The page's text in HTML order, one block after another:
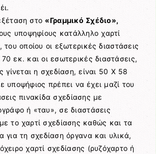
στο «Γραμμικό Σχέδιο»,
υποψηφίους κατάλληλο χαρτί
του οποίου οι εξωτερικές διαστάσεις
εκ. και οι εσωτερικές διαστάσεις,
γίνεται η σχεδίαση, είναι 50 Χ 58
υποψήφιος πρέπει να έχει μαζί του
πινακίδα σχεδίασης με
ή «ταυ», σε διαστάσεις
το χαρτί σχεδίασης καθώς και τα
για τη σχεδίαση όργανα και υλικά,
χαρτί σχεδίασης (ρυζόχαρτο ή